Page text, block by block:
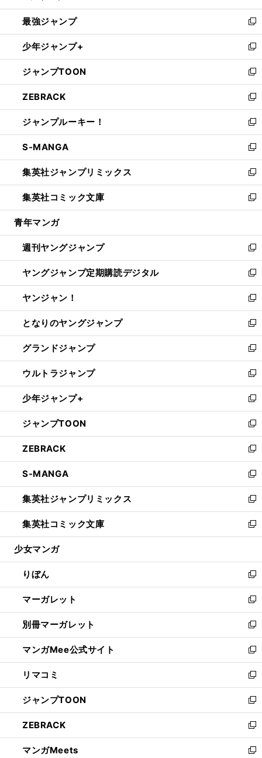
ン
ド
ウ
で
開
く
ウ
ィ
ン
ド
ウ
で
開
く
し
い
ウ
ィ
ン
ド
ウ
で
開
く
最強ジャンプ
新
し
い
ウ
ィ
ン
ド
ウ
で
開
く
少年ジャンプ+
新
し
い
ウ
ィ
ン
ド
ウ
で
開
く
ジャンプTOON
新
し
い
ウ
ィ
ン
ド
ウ
で
開
く
ZEBRACK
新
し
い
ウ
ィ
ン
ド
ウ
で
開
ジャンプルーキー！
新
し
い
ウ
ィ
ン
ド
ウ
開
く
S-MANGA
新
し
い
ウ
ィ
ン
ウ
で
開
く
集英社ジャンプリミックス
新
し
い
ウ
ン
ド
ウ
で
開
く
集英社コミック文庫
新
し
ウ
ィ
ン
ド
ウ
で
開
く
青年マンガ
週刊ヤングジャンプ
新
し
い
ウ
ィ
ン
ド
ウ
で
開
く
ヤングジャンプ定期購読デジタル
新
し
い
ウ
ィ
ン
ド
ウ
で
開
く
ヤンジャン！
新
し
い
ウ
ィ
ン
ド
ウ
で
開
く
となりのヤングジャンプ
新
し
い
ウ
ィ
ン
ド
ウ
で
開
く
グランドジャンプ
新
し
い
ウ
ィ
ン
ド
ウ
で
開
く
ウルトラジャンプ
新
し
い
ウ
ィ
ン
ド
ウ
で
開
く
少年ジャンプ+
新
し
い
ウ
ィ
ン
ド
ウ
で
開
く
ジャンプTOON
新
し
い
ウ
ィ
ン
ド
ウ
で
開
ZEBRACK
新
し
い
ウ
ィ
ン
ド
ウ
開
く
S-MANGA
新
し
い
ウ
ィ
ン
ウ
で
開
く
集英社ジャンプリミックス
新
し
い
ウ
ン
ド
ウ
で
開
く
集英社コミック文庫
新
し
ウ
ィ
ン
ド
ウ
で
開
く
少女マンガ
りぼん
新
し
い
ウ
ィ
ン
ド
ウ
で
開
く
マーガレット
新
し
い
ウ
ィ
ン
ド
ウ
で
開
く
別冊マーガレット
新
し
い
ウ
ィ
ン
ド
ウ
で
開
く
マンガMee公式サイト
新
し
い
ウ
ィ
ン
ド
ウ
で
リマコミ
新
し
い
ウ
ィ
ン
ド
ジャンプTOON
新
し
い
ウ
ィ
ZEBRACK
新
し
い
マンガMeets 新